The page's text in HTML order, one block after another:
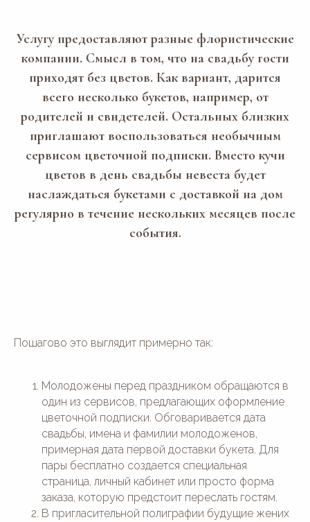
Услугу предоставляют разные флористические
компании. Смысл в том, что на свадьбу гости
приходят без цветов. Как вариант, дарится
всего несколько букетов, например, от
родителей и свидетелей. Остальных близких
приглашают воспользоваться необычным
сервисом цветочной подписки. Вместо кучи
цветов в день свадьбы невеста будет
наслаждаться букетами с доставкой на дом
регулярно в течение нескольких месяцев после
события.
Пошагово это выглядит примерно так:
Молодожены перед праздником обращаются в
один из сервисов, предлагающих оформление
цветочной подписки. Обговаривается дата
свадьбы, имена и фамилии молодоженов,
примерная дата первой доставки букета. Для
пары бесплатно создается специальная
страница, личный кабинет или просто форма
заказа, которую предстоит переслать гостям.
В пригласительной полиграфии будущие жених